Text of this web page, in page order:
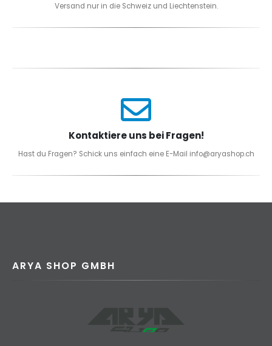
Versand nur in die Schweiz und Liechtenstein.
Kontaktiere uns bei Fragen!
Hast du Fragen? Schick uns einfach eine E-Mail info@aryashop.ch
ARYA SHOP GMBH